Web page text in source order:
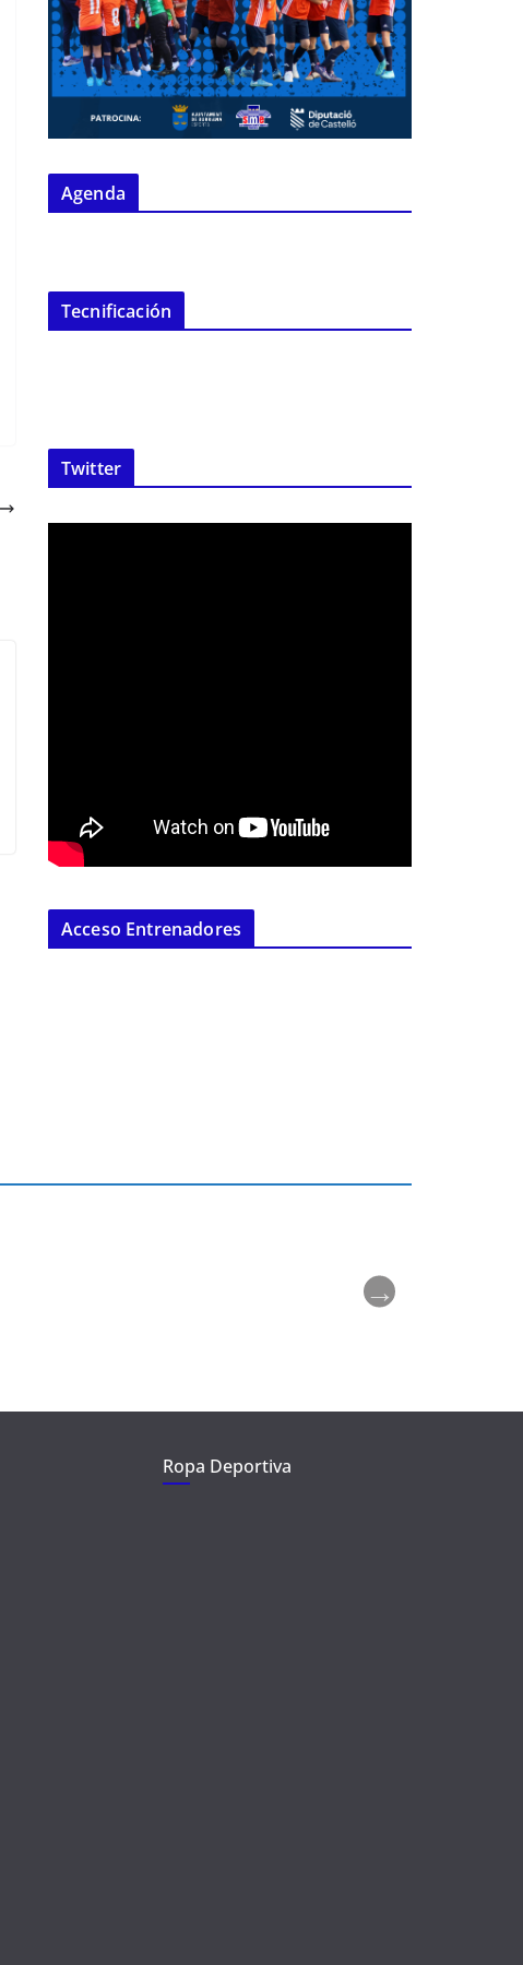
Agenda
Tecnificación
Twitter
Acceso Entrenadores
Ropa Deportiva